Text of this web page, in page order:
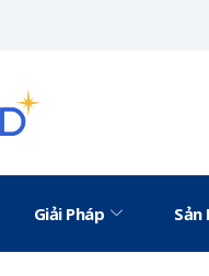
Giải Pháp Sản